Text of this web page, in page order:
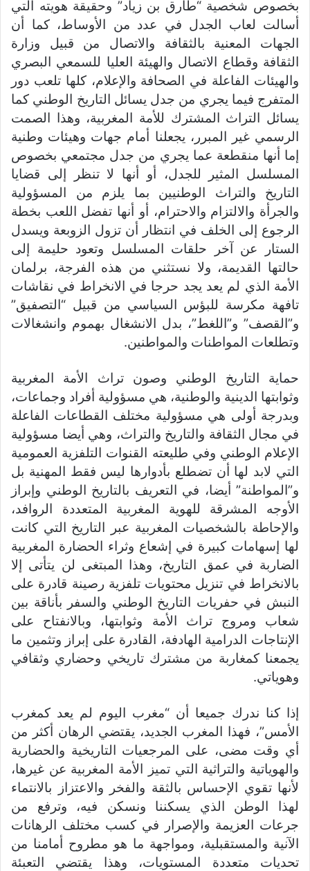
بخصوص شخصية “طارق بن زياد” وحقيقة هويته التي
أسالت لعاب الجدل في عدد من الأوساط، كما أن
الجهات المعنية بالثقافة والاتصال من قبيل وزارة
الثقافة وقطاع الاتصال والهيئة العليا للسمعي البصري
والهيئات الفاعلة في الصحافة والإعلام، كلها تلعب دور
المتفرج فيما يجري من جدل يسائل التاريخ الوطني كما
يسائل التراث المشترك للأمة المغربية، وهذا الصمت
الرسمي غير المبرر، يجعلنا أمام جهات وهيئات وطنية
إما أنها منقطعة عما يجري من جدل مجتمعي بخصوص
المسلسل المثير للجدل، أو أنها لا تنظر إلى قضايا
التاريخ والتراث الوطنيين بما يلزم من المسؤولية
والجرأة والالتزام والاحترام، أو أنها تفضل اللعب بخطة
الرجوع إلى الخلف في انتظار أن تزول الزوبعة ويسدل
الستار عن آخر حلقات المسلسل وتعود حليمة إلى
حالتها القديمة، ولا نستثني من هذه الفرجة، برلمان
الأمة الذي لم يعد يجد حرجا في الانخراط في نقاشات
تافهة مكرسة للبؤس السياسي من قبيل “التصفيق”
و”القصف” و”اللغط”، بدل الانشغال بهموم وانشغالات
وتطلعات المواطنات والمواطنين.
حماية التاريخ الوطني وصون تراث الأمة المغربية
وثوابتها الدينية والوطنية، هي مسؤولية أفراد وجماعات،
وبدرجة أولى هي مسؤولية مختلف القطاعات الفاعلة
في مجال الثقافة والتاريخ والتراث، وهي أيضا مسؤولية
الإعلام الوطني وفي طليعته القنوات التلفزية العمومية
التي لابد لها أن تضطلع بأدوارها ليس فقط المهنية بل
و”المواطنة” أيضا، في التعريف بالتاريخ الوطني وإبراز
الأوجه المشرقة للهوية المغربية المتعددة الروافد،
والإحاطة بالشخصيات المغربية عبر التاريخ التي كانت
لها إسهامات كبيرة في إشعاع وثراء الحضارة المغربية
الضاربة في عمق التاريخ، وهذا المبتغى لن يتأتى إلا
بالانخراط في تنزيل محتويات تلفزية رصينة قادرة على
النبش في حفريات التاريخ الوطني والسفر بأناقة بين
شعاب ومروج تراث الأمة وثوابتها، وبالانفتاح على
الإنتاجات الدرامية الهادفة، القادرة على إبراز وتثمين ما
يجمعنا كمغاربة من مشترك تاريخي وحضاري وثقافي
وهوياتي.
إذا كنا ندرك جميعا أن “مغرب اليوم لم يعد كمغرب
الأمس”، فهذا المغرب الجديد، يقتضي الرهان أكثر من
أي وقت مضى، على المرجعيات التاريخية والحضارية
والهوياتية والتراثية التي تميز الأمة المغربية عن غيرها،
لأنها تقوي الإحساس بالثقة والفخر والاعتزاز بالانتماء
لهذا الوطن الذي يسكننا ونسكن فيه، وترفع من
جرعات العزيمة والإصرار في كسب مختلف الرهانات
الآنية والمستقبلية، ومواجهة ما هو مطروح أمامنا من
تحديات متعددة المستويات، وهذا يقتضي التعبئة